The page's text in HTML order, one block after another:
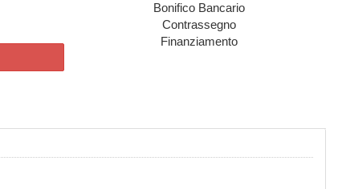
Bonifico Bancario
Contrassegno
Finanziamento